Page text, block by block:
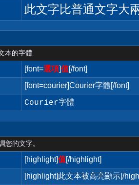
此文字比普通文字大
本的字體.
[font=選項]值[/font]
[font=courier]Courier字體[/font]
Courier字體
您的文字。
[highlight]值[/highlight]
[highlight]此文本被高亮顯示[/